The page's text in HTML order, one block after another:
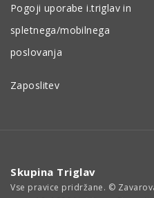
Pogoji uporabe i.triglav in
spletnega/mobilnega
poslovanja
Zaposlitev
Skupina Triglav
Vse pravice pridržane. ©